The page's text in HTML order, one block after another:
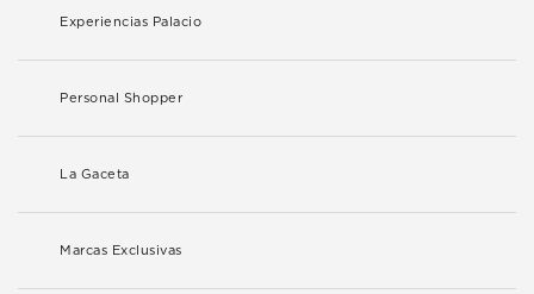
Experiencias Palacio
Personal Shopper
La Gaceta
Marcas Exclusivas